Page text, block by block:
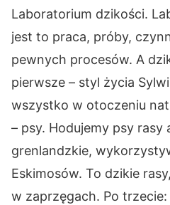
Laboratorium dzikości.
jest to praca, próby,
pewnych procesów. A
pierwsze – styl życia
wszystko w otoczeniu
– psy. Hodujemy psy rasy
grenlandzkie,
Eskimosów. To dzikie
w zaprzęgach. Po